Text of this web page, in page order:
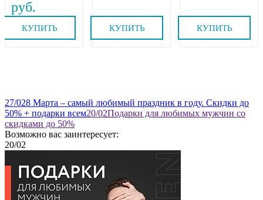
КУПИТЬ КУПИТЬ КУПИТЬ
27/028 Марта – самый любимый праздник в году. Скидки до
50% + подарки всем20/02Подарки для любимых мужчин со
скидками до 50%
Возможно вас заинтересует:
20/02